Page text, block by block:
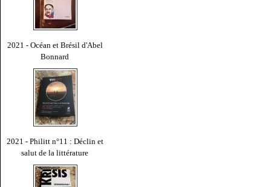
2021 - Océan et Brésil d'Abel
Bonnard
2021 - Philitt n°11 : Déclin et
salut de la littérature